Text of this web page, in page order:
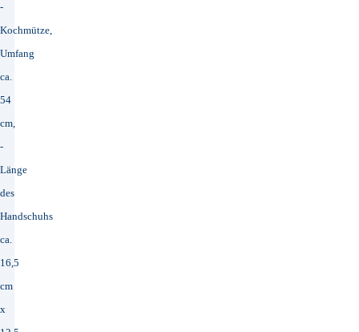
-
Kochmütze,
Umfang
ca.
54
cm,
-
Länge
des
Handschuhs
ca.
16,5
cm
x